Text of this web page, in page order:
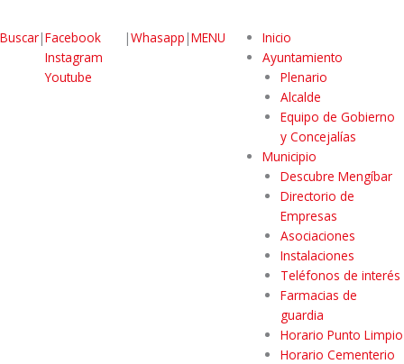
Buscar|Facebook
Instagram
Youtube
|Whasapp |MENU
Inicio
Ayuntamiento
Plenario
Alcalde
Equipo de Gobierno
y Concejalías
Municipio
Descubre Mengíbar
Directorio de
Empresas
Asociaciones
Instalaciones
Teléfonos de interés
Farmacias de
guardia
Horario Punto Limpio
Horario Cementerio